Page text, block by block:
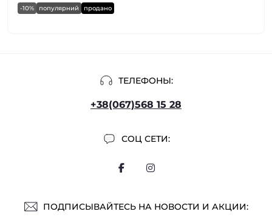
-10% популярний продано
ТЕЛЕФОНЫ:
+38(067)568 15 28
СОЦ СЕТИ:
ПОДПИСЫВАЙТЕСЬ НА НОВОСТИ И АКЦИИ: